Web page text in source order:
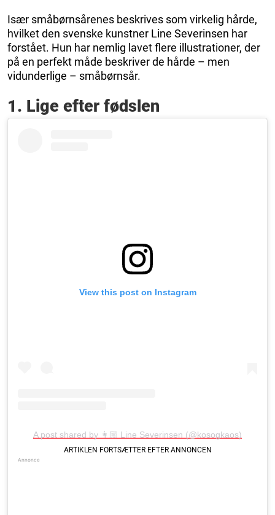
Især småbørnsårenes beskrives som virkelig hårde,
hvilket den svenske kunstner Line Severinsen har
forstået. Hun har nemlig lavet flere illustrationer, der
på en perfekt måde beskriver de hårde – men
vidunderlige – småbørnsår.
1. Lige efter fødslen
View this post on Instagram
A post shared by 👩🏼 Line Severinsen (@kosogkaos)